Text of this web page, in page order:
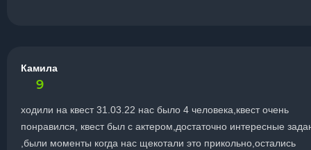
Камила
9
ходили на квест 31.03.22 нас было 4 человека,квест очень
понравился, квест был с актером,достаточно интересные
,были моменты когда нас щекотали это прикольно,остались